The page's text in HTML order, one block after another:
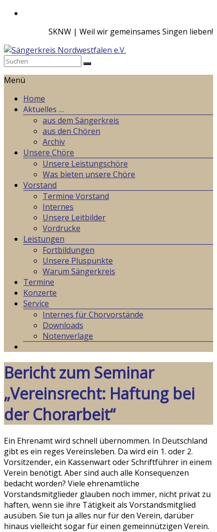
Zum
SKNW | Weil wir gemeinsames Singen lieben!
Sängerkreis
Nordwestfalen
Weil
gemeinsames
Singen
lieben!
Menü
Home
Aktuelles …
aus dem Sängerkreis
aus den Chören
Archiv
Unsere Chöre
Unsere Leistungschöre
Was bieten unsere Chöre
Vorstand
Termine Vorstand
Internes
Unsere Leitbilder
Vordrucke
Leistungen
Fortbildungen
Unsere Pluspunkte
Warum Sängerkreis
Termine
Konzerte
Service
Internes für Chorvorstände
Downloads
Notenverlage
Bericht zum Seminar
„Vereinsrecht: Haftung bei
der Chorarbeit“
Ein Ehrenamt wird schnell übernommen. In Deutschland
gibt es ein reges Vereinsleben. Da wird ein 1. oder 2.
Vorsitzender, ein Kassenwart oder Schriftführer in einem
Verein benötigt. Aber sind auch alle Konsequenzen
bedacht worden? Viele ehrenamtliche
Vorstandsmitglieder glauben noch immer, nicht privat zu
haften, wenn sie ihre Tätigkeit als Vorstandsmitglied
ausüben. Sie tun ja alles nur für den Verein, darüber
hinaus vielleicht sogar für einen gemeinnützigen Verein.